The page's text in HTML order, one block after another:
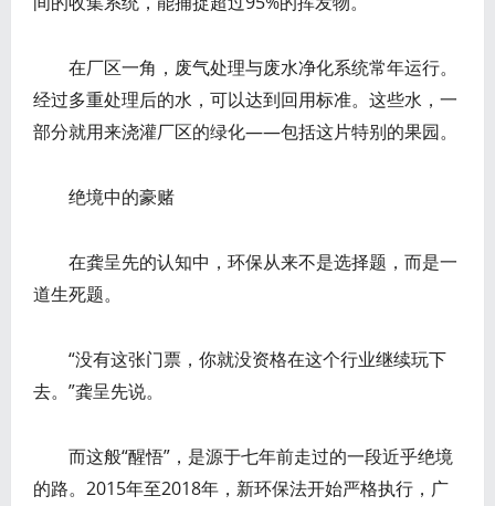
在厂区一角，废气处理与废水净化系统常年运行。
经过多重处理后的水，可以达到回用标准。这些水，一
部分就用来浇灌厂区的绿化——包括这片特别的果园。
绝境中的豪赌
在龚呈先的认知中，环保从来不是选择题，而是一
道生死题。
“没有这张门票，你就没资格在这个行业继续玩下
去。”龚呈先说。
而这般“醒悟”，是源于七年前走过的一段近乎绝境
的路。2015年至2018年，新环保法开始严格执行，广